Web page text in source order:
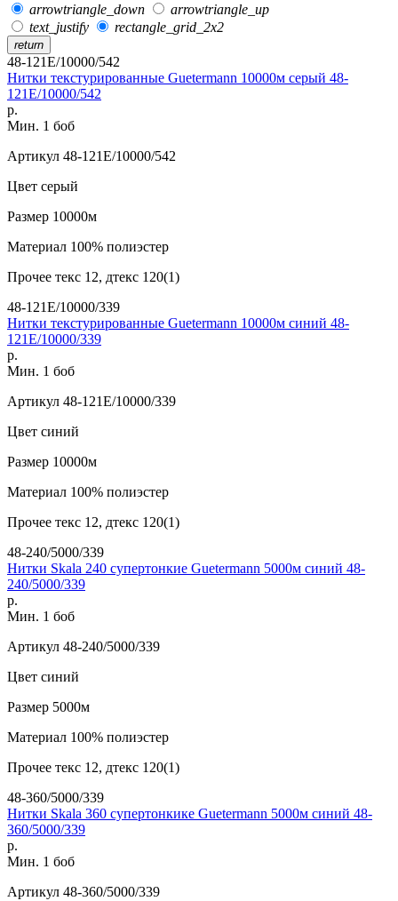
arrowtriangle_down
arrowtriangle_up
text_justify
rectangle_grid_2x2
return
48-121E/10000/542
Нитки текстурированные Guetermann 10000м серый 48-
121E/10000/542
р.
Мин. 1 боб
Артикул 48-121E/10000/542
Цвет серый
Размер 10000м
Материал 100% полиэстер
Прочее текс 12, дтекс 120(1)
48-121E/10000/339
Нитки текстурированные Guetermann 10000м синий 48-
121E/10000/339
р.
Мин. 1 боб
Артикул 48-121E/10000/339
Цвет синий
Размер 10000м
Материал 100% полиэстер
Прочее текс 12, дтекс 120(1)
48-240/5000/339
Нитки Skala 240 супертонкие Guetermann 5000м синий 48-
240/5000/339
р.
Мин. 1 боб
Артикул 48-240/5000/339
Цвет синий
Размер 5000м
Материал 100% полиэстер
Прочее текс 12, дтекс 120(1)
48-360/5000/339
Нитки Skala 360 супертонкике Guetermann 5000м синий 48-
360/5000/339
р.
Мин. 1 боб
Артикул 48-360/5000/339